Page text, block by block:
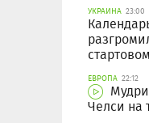
УКРАИНА 23:00
ЕВРОПА 22:12
Челси на